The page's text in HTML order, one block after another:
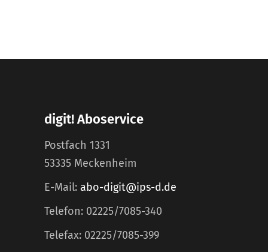
digit! Aboservice
Postfach 1331
53335 Meckenheim
E-Mail: abo-digit@ips-d.de
Telefon: 02225/7085-340
Telefax: 02225/7085-399